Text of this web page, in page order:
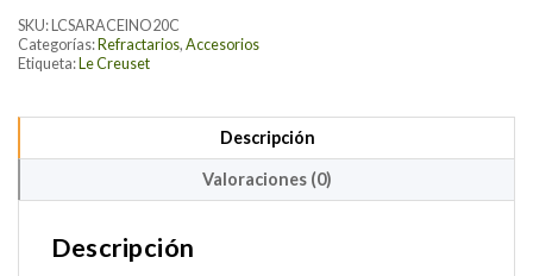
address
to
join
waitlist
product
SKU:LCSARACEINO20C
Categorías:Refractarios, Accesorios
Etiqueta:Le Creuset
Descripción
Valoraciones (0)
Descripción